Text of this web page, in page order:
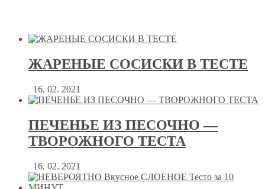
ЖАРЕНЫЕ СОСИСКИ В ТЕСТЕ
16. 02. 2021
ПЕЧЕНЬЕ ИЗ ПЕСОЧНО —
ТВОРОЖНОГО ТЕСТА
16. 02. 2021